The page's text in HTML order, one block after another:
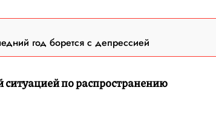
год борется с депрессией
ситуацией по распространению